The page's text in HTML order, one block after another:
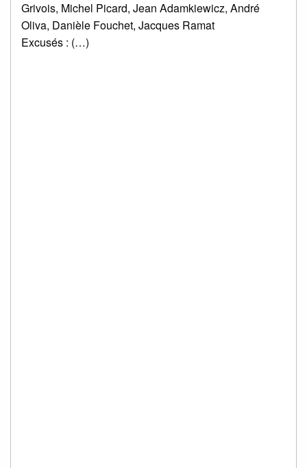
Grivois, Michel Picard, Jean Adamkiewicz, André
Oliva, Danièle Fouchet, Jacques Ramat
Excusés : (…)